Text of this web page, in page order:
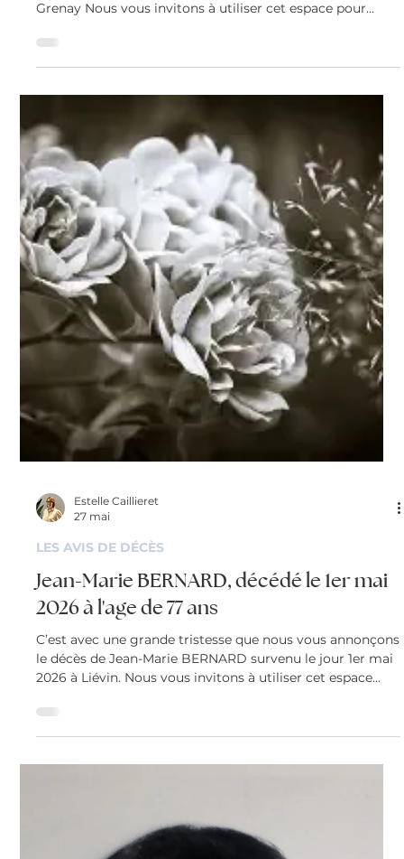
vos condoléances, partager des photos souvenirs, une
ou des textes.
Didier BOURGEOIS décédé le 30 mai
2026 à Grenay à l'age de 27 ans